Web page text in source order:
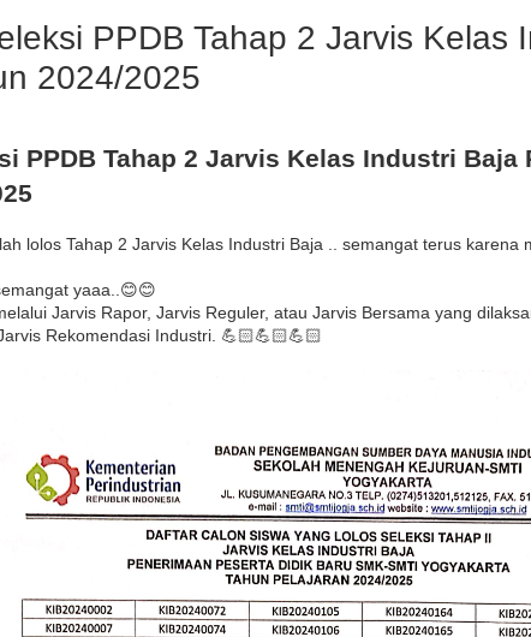
PPDB Tahap 2 Jarvis Kelas
2024/2025
PPDB Tahap 2 Jarvis Kelas Industri Baja
lolos Tahap 2 Jarvis Kelas Industri Baja .. semangat terus karena
yaaa..😊😊
Jarvis Rapor, Jarvis Reguler, atau Jarvis Bersama yang
Rekomendasi Industri. 💪🏻💪🏻💪🏻